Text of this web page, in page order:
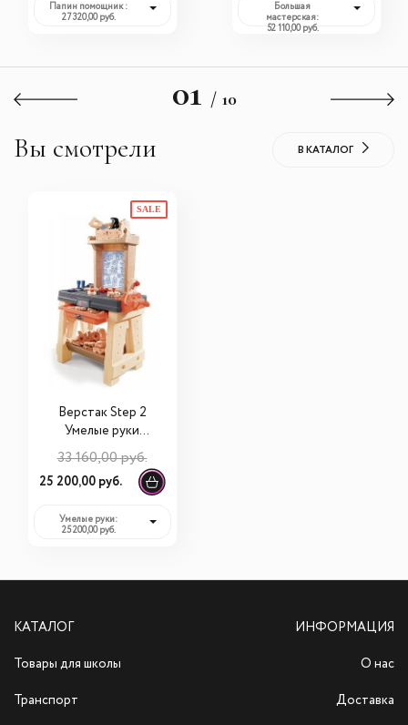
Папин помощник :
27 320,00 руб.
Большая
мастерская:
52 110,00 руб.
01 / 10
Вы смотрели В КАТАЛОГ
SALE
Верстак Step 2
Умелые руки
762799 (Стэп 2)
33 160,00 руб.
25 200,00 руб.
Умелые руки:
25 200,00 руб.
КАТАЛОГ
Товары для школы
Транспорт
ИНФОРМАЦИЯ
О нас
Доставка